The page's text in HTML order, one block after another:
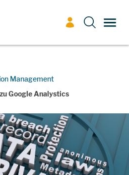
Management
Google Analystics